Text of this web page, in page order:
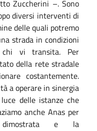
Zuccherini –. Sono
diversi interventi di
delle quali potremo
strada in condizioni
vi transita. Per
della rete stradale
costantemente.
a operare in sinergia
delle istanze che
anche Anas per
e la